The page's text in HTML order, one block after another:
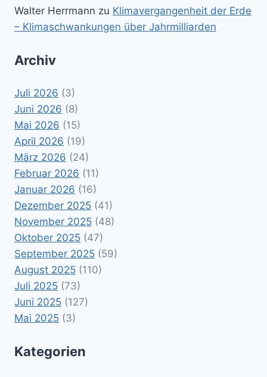
Walter Herrmann zu Klimavergangenheit der Erde
– Klimaschwankungen über Jahrmilliarden
Archiv
Juli 2026 (3)
Juni 2026 (8)
Mai 2026 (15)
April 2026 (19)
März 2026 (24)
Februar 2026 (11)
Januar 2026 (16)
Dezember 2025 (41)
November 2025 (48)
Oktober 2025 (47)
September 2025 (59)
August 2025 (110)
Juli 2025 (73)
Juni 2025 (127)
Mai 2025 (3)
Kategorien